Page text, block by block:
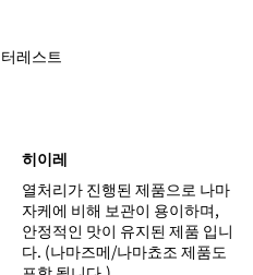
레스트
히이레
열처리가 진행된 제품으로 나마
자케에 비해 보관이 용이하며,
안정적인 맛이 유지된 제품 입니
다. (나마즈메/나마쵸조 제품도